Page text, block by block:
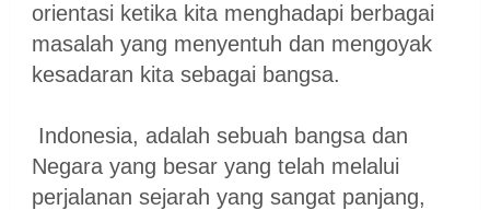
orientasi ketika kita menghadapi berbagai
masalah yang menyentuh dan mengoyak
kesadaran kita sebagai bangsa.
Indonesia, adalah sebuah bangsa dan
Negara yang besar yang telah melalui
perjalanan sejarah yang sangat panjang,